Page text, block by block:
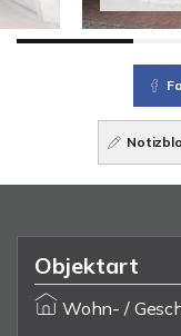
Objektart
Wohn- /